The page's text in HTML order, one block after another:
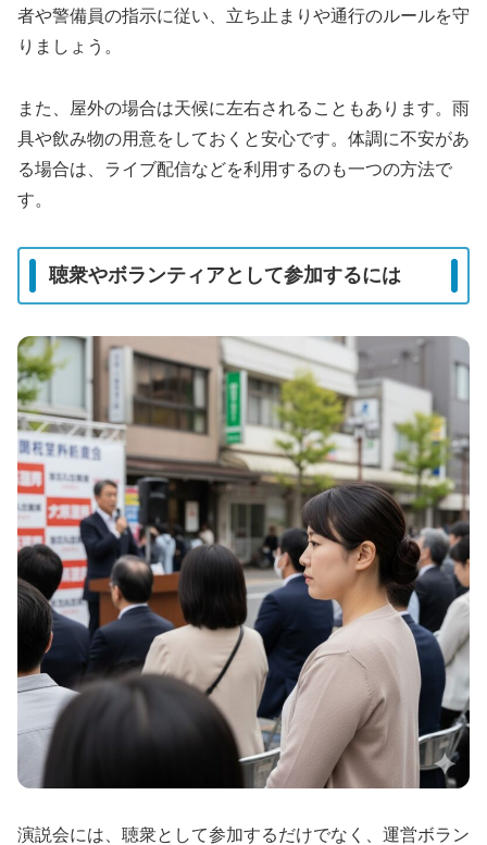
者や警備員の指示に従い、立ち止まりや通行のルールを守
りましょう。
また、屋外の場合は天候に左右されることもあります。雨
具や飲み物の用意をしておくと安心です。体調に不安があ
る場合は、ライブ配信などを利用するのも一つの方法で
す。
聴衆やボランティアとして参加するには
演説会には、聴衆として参加するだけでなく、運営ボラン